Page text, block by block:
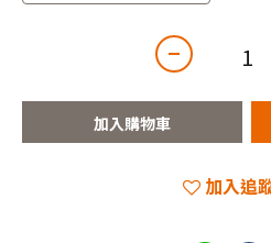
加入購物車
加入追